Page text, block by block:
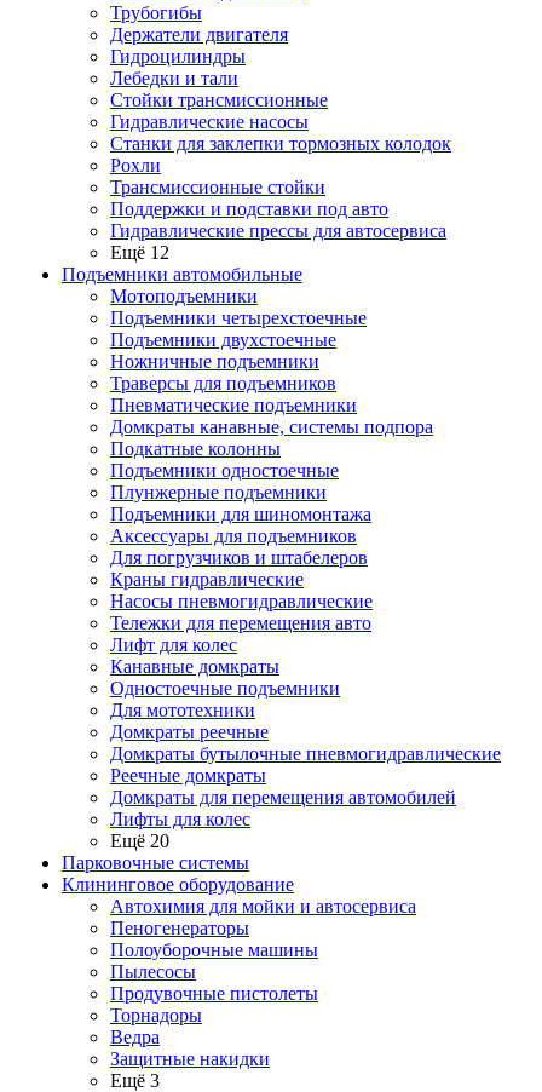
Трубогибы
Держатели двигателя
Гидроцилиндры
Лебедки и тали
Стойки трансмиссионные
Гидравлические насосы
Cтанки для заклепки тормозных колодок
Рохли
Трансмиссионные стойки
Поддержки и подставки под авто
Гидравлические прессы для автосервиса
Ещё 12
Подъемники автомобильные
Мотоподъемники
Подъемники четырехстоечные
Подъемники двухстоечные
Ножничные подъемники
Траверсы для подъемников
Пневматические подъемники
Домкраты канавные, системы подпора
Подкатные колонны
Подъемники одностоечные
Плунжерные подъемники
Подъемники для шиномонтажа
Аксессуары для подъемников
Для погрузчиков и штабелеров
Краны гидравлические
Насосы пневмогидравлические
Тележки для перемещения авто
Лифт для колес
Канавные домкраты
Одностоечные подъемники
Для мототехники
Домкраты реечные
Домкраты бутылочные пневмогидравлические
Реечные домкраты
Домкраты для перемещения автомобилей
Лифты для колес
Ещё 20
Парковочные системы
Клининговое оборудование
Автохимия для мойки и автосервиса
Пеногенераторы
Полоуборочные машины
Пылесосы
Продувочные пистолеты
Торнадоры
Ведра
Защитные накидки
Ещё 3